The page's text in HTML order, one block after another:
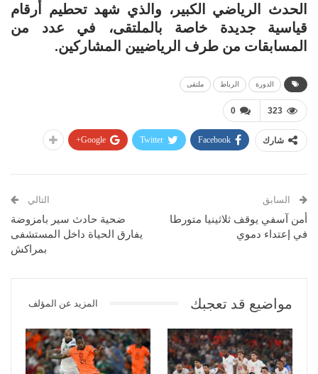
الحدث الرياضي الكبير، والذي شهد تحطيم أرقام
قياسية جديدة خاصة بالملتقى، في عدد من
المسابقات من طرف الرياضيين المشاركين.
الدورة الرباط ملتقى
0 323
شارك Facebook
Twitter
Google+
السابق
أمن آسفي يوقف ثلاثينيا متورطا
في إعتداء دموي
التالي
ضحية حادث سير بامزوضة
يفارق الحياة داخل المستشفى
بمراكش
مواضيع قد تعجبك المزيد عن المؤلف